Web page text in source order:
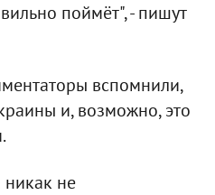
поймёт", - пишут
вспомнили,
и, возможно, это
никак не